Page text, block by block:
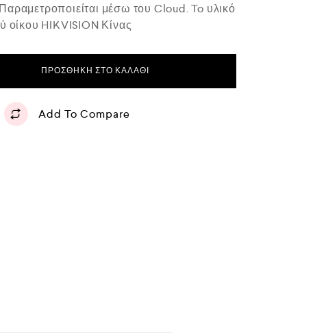
μέσω του Cloud. To υλικό
οίκου HIKVISION Κίνας
ΠΡΟΣΘΉΚΗ ΣΤΟ ΚΑΛΆΘΙ
Add To Compare